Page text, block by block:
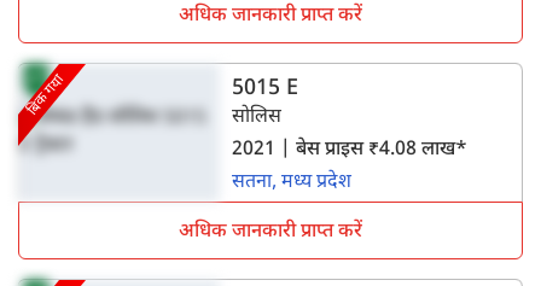
अधिक जानकारी प्राप्त करें
बिक गया 5015 E
सोलिस
2021 | बेस प्राइस ₹4.08 लाख*
सतना, मध्य प्रदेश
अधिक जानकारी प्राप्त करें